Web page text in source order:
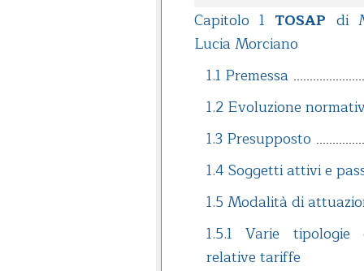
Capitolo 1 TOSAP di
Lucia Morciano
1.1 Premessa
1.2 Evoluzione
1.3 Presupposto
1.4 Soggetti attivi e
1.5 Modalità di
1.5.1 Varie
relative tariffe